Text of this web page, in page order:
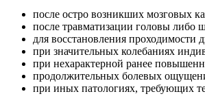
после остро возникших мозговых
после травматизации головы либо
для восстановления проходимости
при значительных колебаниях
при нехарактерной ранее
продолжительных болевых
при иных патологиях, требующих